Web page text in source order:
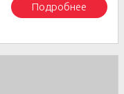
Подробнее